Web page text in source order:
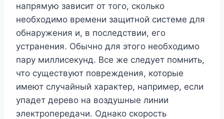
напрямую зависит от того, сколько
необходимо времени защитной системе для
обнаружения и, в последствии, его
устранения. Обычно для этого необходимо
пару миллисекунд. Все же следует помнить,
что существуют повреждения, которые
имеют случайный характер, например, если
упадет дерево на воздушные линии
электропередачи. Однако скорость